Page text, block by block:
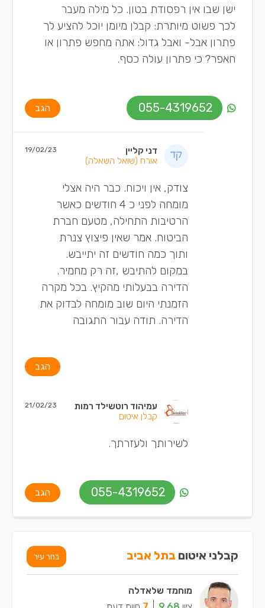
ישן שבו אין רפסודת בטון. כל מילה מעבר
לכך פשוט מיותרת: קבלן מיומן יוכל להציע לך
פתרון אבל- ואבל גדול: אתה מחפש פתרון או
חאפר? כי פתרון עולה כסף.
055-4319652 הגב
דני קליין
אורח (שואל השאלה)
19/02/23
צודק, אין ויכוח. כבר היה אצלי
מומחה לפני כ 4 חודשים כאשר
הרטיבות התחילה, מטעם חברת
הביטוח. אמר שאין פיצוץ צנרת
ותוך כמה חודשים זה יתייבש.
במקום להתיבש ,זה רק מחמיר.
הדירה בבעלותי מהקיץ. בכל מקרה
הזמנתי היום שוב מומחה לבדוק את
הדירה. תודה עבור התגובה
הגב
עמיהוד רוטשילד רמות
קבלן איטום
21/02/23
לשירותך ולעזרתך.
055-4319652 הגב
קבלני איטום בתל אביב בחר עיר
מוחמד שלאדלה